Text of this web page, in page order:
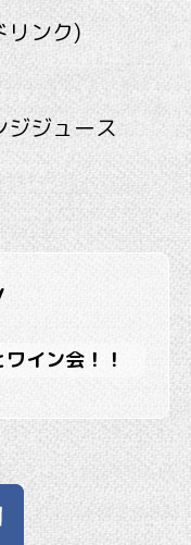
ンク)
ジジュース
イン会！！